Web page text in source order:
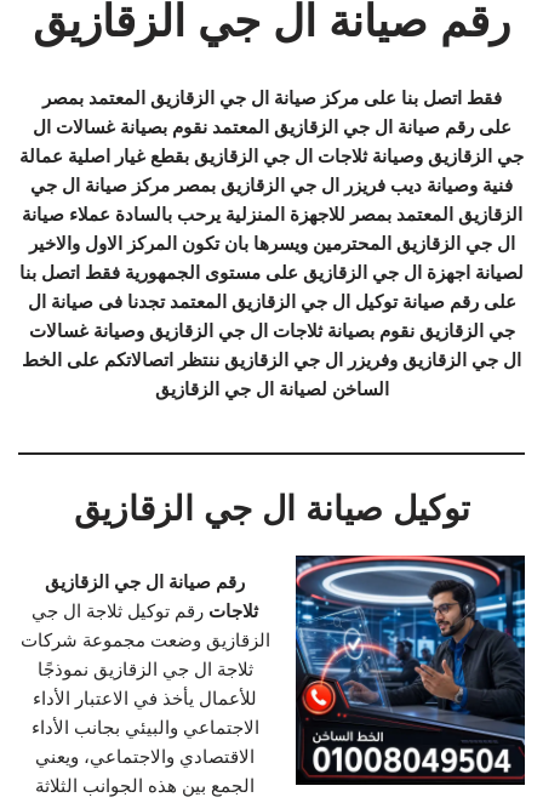
رقم صيانة ال جي الزقازيق
فقط اتصل بنا على مركز صيانة ال جي الزقازيق المعتمد بمصر
على رقم صيانة ال جي الزقازيق المعتمد نقوم بصيانة غسالات ال
جي الزقازيق وصيانة ثلاجات ال جي الزقازيق بقطع غيار اصلية عمالة
فنية وصيانة ديب فريزر ال جي الزقازيق بمصر مركز صيانة ال جي
الزقازيق المعتمد بمصر للاجهزة المنزلية يرحب بالسادة عملاء صيانة
ال جي الزقازيق المحترمين ويسرها بان تكون المركز الاول والاخير
لصيانة اجهزة ال جي الزقازيق على مستوى الجمهورية فقط اتصل بنا
على رقم صيانة توكيل ال جي الزقازيق المعتمد تجدنا فى صيانة ال
جي الزقازيق نقوم بصيانة ثلاجات ال جي الزقازيق وصيانة غسالات
ال جي الزقازيق وفريزر ال جي الزقازيق ننتظر اتصالاتكم على الخط
الساخن لصيانة ال جي الزقازيق
توكيل صيانة ال جي الزقازيق
رقم صيانة ال جي الزقازيق
ثلاجات رقم توكيل ثلاجة ال جي
الزقازيق وضعت مجموعة شركات
ثلاجة ال جي الزقازيق نموذجًا
للأعمال يأخذ في الاعتبار الأداء
الاجتماعي والبيئي بجانب الأداء
الاقتصادي والاجتماعي، ويعني
الجمع بين هذه الجوانب الثلاثة